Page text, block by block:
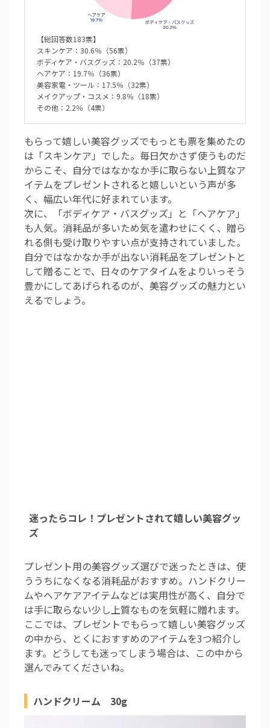
【総回答数183票】
スキンケア：30.6％（56票）
ボディケア・バスグッズ：20.2％（37票）
ヘアケア：19.7％（36票）
美容家電・ツール：17.5％（32票）
メイクアップ・コスメ：9.8％（18票）
その他：2.2％（4票）
もらって嬉しい美容グッズでもっとも票を集めたの
は「スキンケア」でした。毎日欠かさず使うものだ
からこそ、自分ではなかなか手に取らない上質なア
イテムをプレゼントされると嬉しいという声が多
く、幅広い年代に好まれています。
次に、「ボディケア・バスグッズ」と「ヘアケア」
も人気。消耗品が多いため気を遣わせにくく、贈ら
れる側も受け取りやすい点が支持されていました。
自分ではなかなか手が出ない消耗品をプレゼントと
して贈ることで、日々のケアタイムをよりいっそう
豊かにしてあげられるのが、美容グッズの魅力とい
えるでしょう。
迷ったらコレ！プレゼントされて嬉しい美容グッ
ズ
プレゼント用の美容グッズ選びで迷ったときは、使
ううちになくなる消耗品がおすすめ。ハンドクリー
ムやヘアケアアイテムなどは実用性が高く、自分で
は手に取らない少し上質なものを気軽に贈れます。
ここでは、プレゼントでもらって嬉しい美容グッズ
の中から、とくにおすすめのアイテムを3つ紹介し
ます。どうしても迷ってしまう場合は、この中から
選んでみてくださいね。
ハンドクリーム 30g